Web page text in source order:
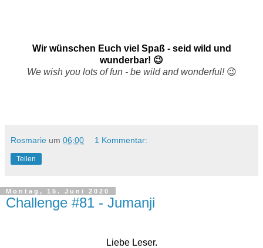
Wir wünschen Euch viel Spaß - seid wild und
wunderbar! 😉
We wish you lots of fun - bewild and wonderful! 😉
Rosmarie um 06:00 1 Kommentar:
Teilen
Montag, 15. Juni 2020
Challenge #81 - Jumanji
Liebe Leser.